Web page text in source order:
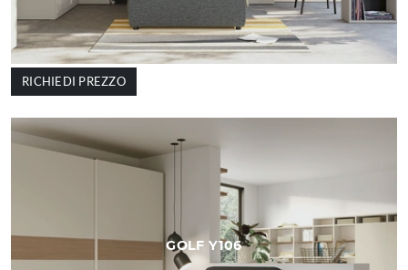
RICHIEDI PREZZO
GOLF Y106